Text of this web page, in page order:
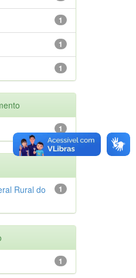
1
1
1
1
1
Rural do
1